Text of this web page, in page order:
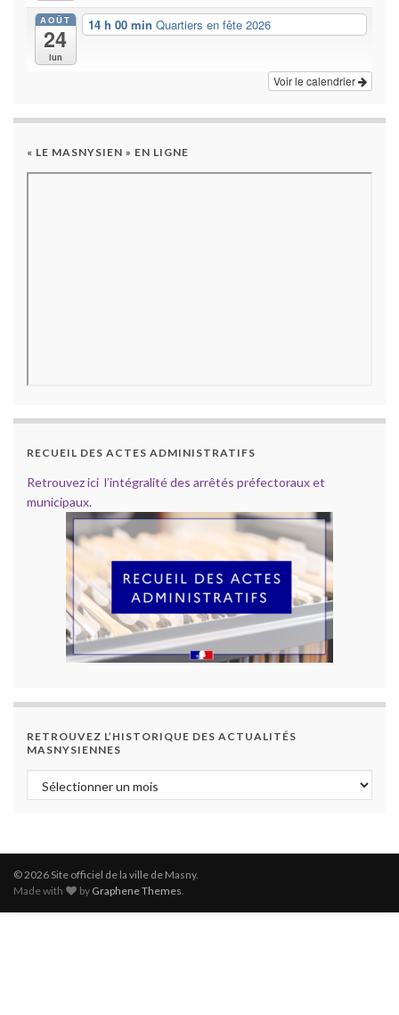
AOÛT
24
lun
14 h 00 min Quartiers en fête 2026
Voir le calendrier
« LE MASNYSIEN » EN LIGNE
RECUEIL DES ACTES ADMINISTRATIFS
Retrouvez ici l’intégralité des arrêtés préfectoraux et
municipaux.
RETROUVEZ L’HISTORIQUE DES ACTUALITÉS
MASNYSIENNES
Retrouvez l’historique des actualités masnysiennes
© 2026 Site officiel de la ville de Masny.
Made with
by Graphene Themes